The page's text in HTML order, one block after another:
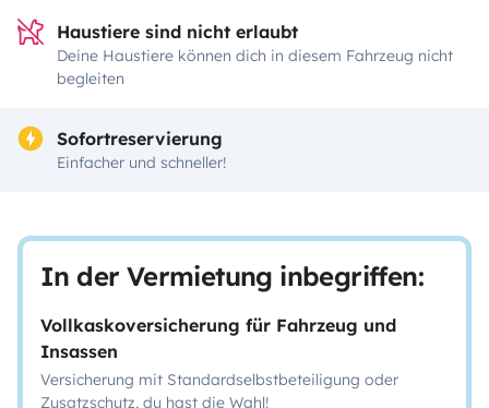
Haustiere sind nicht erlaubt
Deine Haustiere können dich in diesem Fahrzeug nicht
begleiten
Sofortreservierung
Einfacher und schneller!
In der Vermietung inbegriffen:
Vollkaskoversicherung für Fahrzeug und
Insassen
Versicherung mit Standardselbstbeteiligung oder
Zusatzschutz, du hast die Wahl!